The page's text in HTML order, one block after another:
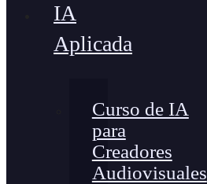
IA
Aplicada
Curso de IA
para
Creadores
Audiovisuales